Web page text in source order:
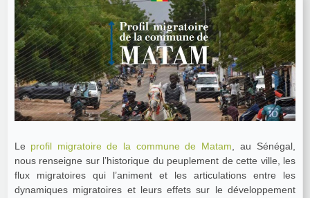
Le profil migratoire de la commune de Matam , au Sénégal,
nous renseigne sur l’historique du peuplement de cette ville, les
flux migratoires qui l’animent et les articulations entre les
dynamiques migratoires et leurs effets sur le développement